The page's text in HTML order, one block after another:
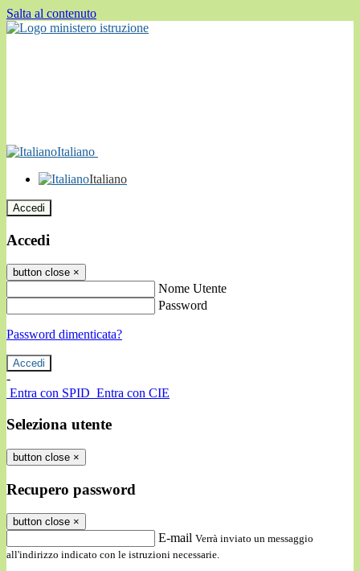
Salta al contenuto
Italiano
Italiano
Accedi
Accedi
button close ×
Nome Utente
Password
Password dimenticata?
-
Entra con SPID Entra con CIE
Seleziona utente
button close ×
Recupero password
button close ×
E-mail Verrà inviato un messaggio
all'indirizzo indicato con le istruzioni necessarie.